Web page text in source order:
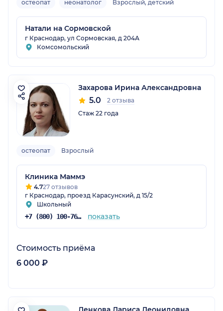
остеопат неонатолог Взрослый, детский
Натали на Сормовской
г Краснодар, ул Сормовская, д 204А
Комсомольский
Захарова Ирина Александровна
5.0
2 отзыва
Стаж 22 года
остеопат Взрослый
Клиника Маммэ
4.727 отзывов
г Краснодар, проезд Карасунский, д 15/2
Школьный
+7 (800) 100-76-32 показать
Стоимость приёма
6 000 ₽